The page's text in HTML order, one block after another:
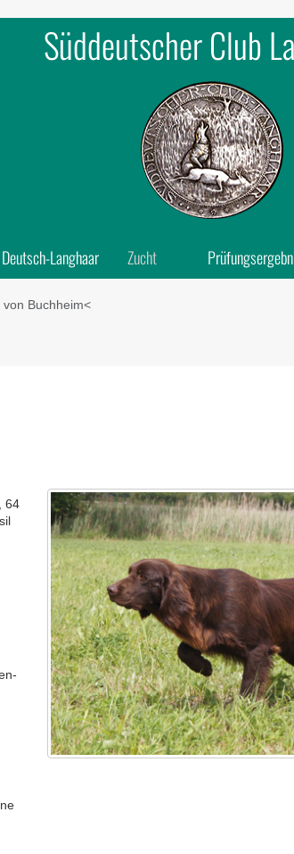
Süddeutscher Club
Deutsch-Langhaar Zucht
von Buchheim˂
64